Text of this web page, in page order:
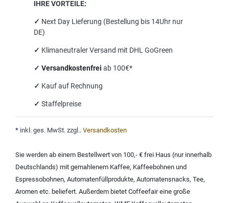
IHRE VORTEILE:
✓ Next Day Lieferung (Bestellung bis 14Uhr nur
DE)
✓ Klimaneutraler Versand mit DHL GoGreen
✓ Versandkostenfrei ab 100€*
✓ Kauf auf Rechnung
✓ Staffelpreise
* inkl. ges. MwSt. zzgl.. Versandkosten
Sie werden ab einem Bestellwert von 100,- € frei Haus (nur innerhalb
Deutschlands) mit gemahlenem Kaffee, Kaffeebohnen und
Espressobohnen, Automatenfüllprodukte, Automatensnacks, Tee,
Aromen etc. beliefert. Außerdem bietet Coffeefair eine große